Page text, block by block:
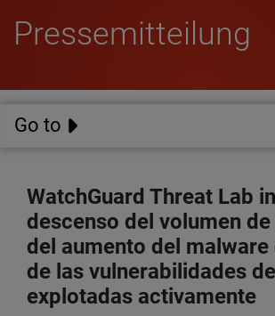
Pressemitteilung
Go to
WatchGuard Threat Lab
descenso del volumen
del aumento del
de las vulnerabilidades
explotadas activamente